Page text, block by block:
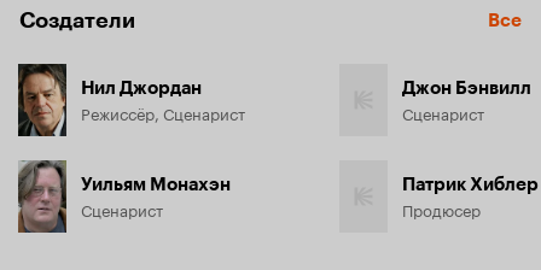
Создатели Все
Нил Джордан
Режиссёр, Сценарист
Уильям Монахэн
Сценарист
Джон Бэнвилл
Сценарист
Патрик Хиблер
Продюсер